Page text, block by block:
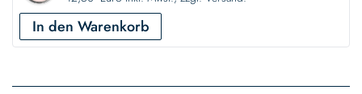
In den Warenkorb